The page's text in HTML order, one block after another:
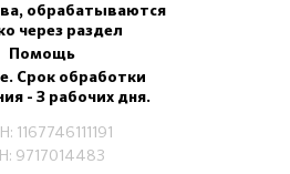
обрабатываются
через раздел
Помощь
Срок обработки
- 3 рабочих дня.
1167746111191
9717014483